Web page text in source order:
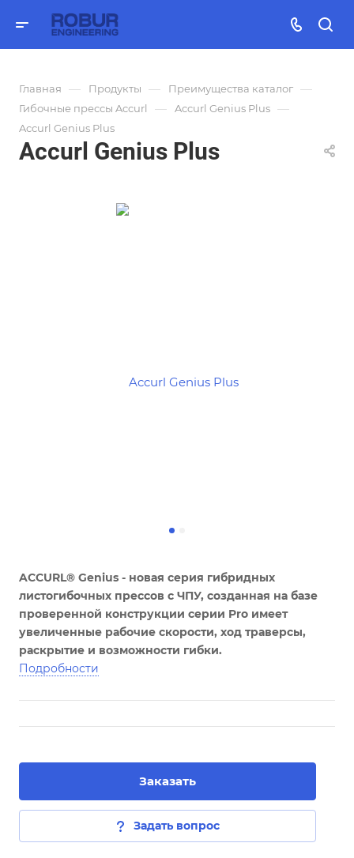
Главная — Продукты — Преимущества каталог —
Гибочные прессы Accurl — Accurl Genius Plus —
Accurl Genius Plus
Accurl Genius Plus
ACCURL® Genius - новая серия гибридных
листогибочных прессов с ЧПУ, созданная на базе
проверенной конструкции серии Pro имеет
увеличенные рабочие скорости, ход траверсы,
раскрытие и возможности гибки.
Подробности
Заказать
Задать вопрос